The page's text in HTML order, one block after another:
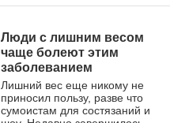
Люди с лишним весом
чаще болеют этим
заболеванием
Лишний вес еще никому не
приносил пользу, разве что
сумоистам для состязаний и